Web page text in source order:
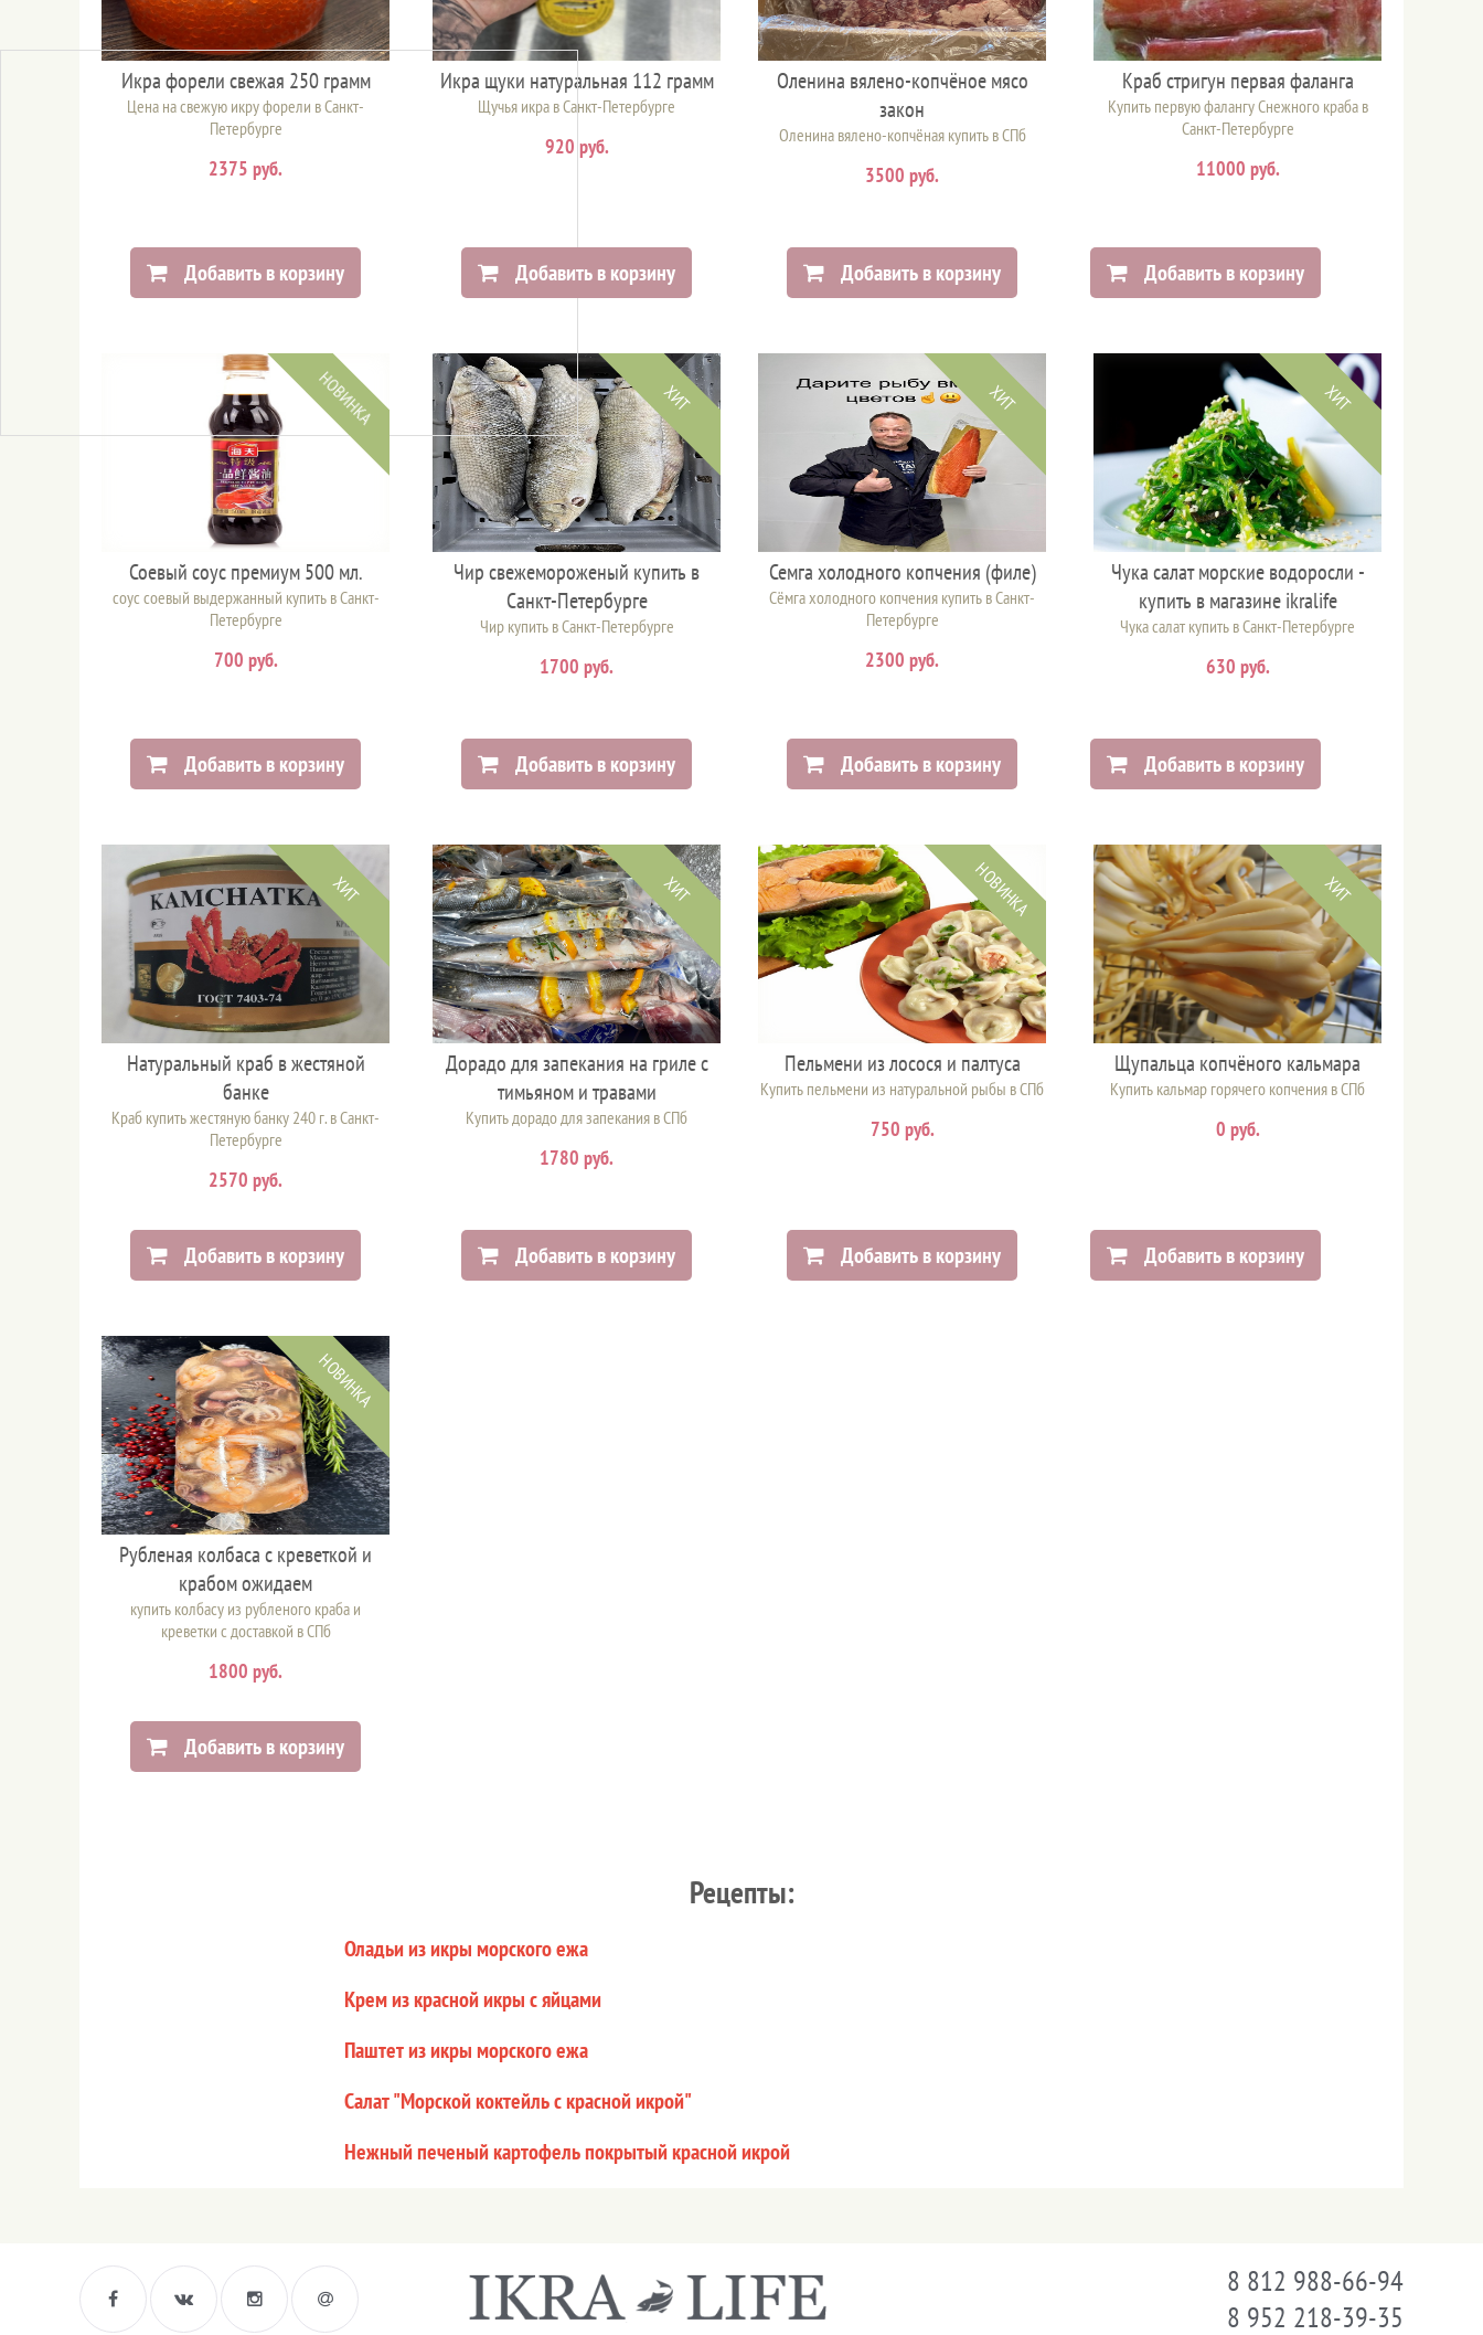
Икра форели свежая 250 грамм
Цена на свежую икру форели в Санкт-
Петербурге
2375 руб.
Добавить в корзину
Икра щуки натуральная 112 грамм
Щучья икра в Санкт-Петербурге
920 руб.
Добавить в корзину
Оленина вялено-копчёное мясо
закон
Оленина вялено-копчёная купить в СПб
3500 руб.
Добавить в корзину
Краб стригун первая фаланга
Купить первую фалангу Снежного краба в
Санкт-Петербурге
11000 руб.
Добавить в корзину
НОВИНКА
Соевый соус премиум 500 мл.
соус соевый выдержанный купить в Санкт-
Петербурге
700 руб.
Добавить в корзину
ХИТ
Чир свежемороженый купить в
Санкт-Петербурге
Чир купить в Санкт-Петербурге
1700 руб.
Добавить в корзину
ХИТ
Семга холодного копчения (филе)
Сёмга холодного копчения купить в Санкт-
Петербурге
2300 руб.
Добавить в корзину
ХИТ
Чука салат морские водоросли -
купить в магазине ikralife
Чука салат купить в Санкт-Петербурге
630 руб.
Добавить в корзину
ХИТ
Натуральный краб в жестяной
банке
Краб купить жестяную банку 240 г. в Санкт-
Петербурге
2570 руб.
Добавить в корзину
ХИТ
Дорадо для запекания на гриле с
тимьяном и травами
Купить дорадо для запекания в СПб
1780 руб.
Добавить в корзину
НОВИНКА
Пельмени из лосося и палтуса
Купить пельмени из натуральной рыбы в СПб
750 руб.
Добавить в корзину
ХИТ
Щупальца копчёного кальмара
Купить кальмар горячего копчения в СПб
0 руб.
Добавить в корзину
НОВИНКА
Рубленая колбаса с креветкой и
крабом ожидаем
купить колбасу из рубленого краба и
креветки с доставкой в СПб
1800 руб.
Добавить в корзину
Рецепты:
Оладьи из икры морского ежа
Крем из красной икры с яйцами
Паштет из икры морского ежа
Салат "Морской коктейль с красной икрой"
Нежный печеный картофель покрытый красной икрой
8 812 988-66-94
8 952 218-39-35